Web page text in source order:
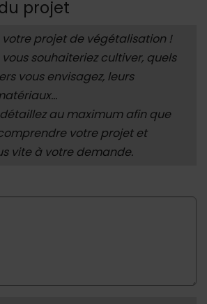
projet
votre projet de végétalisation !
souhaiteriez cultiver, quels
vous envisagez, leurs
détaillez au maximum afin que
votre projet et
vite à votre demande.